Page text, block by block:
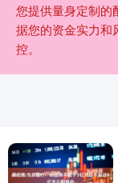
您提供量身定制的
据您的资金实力和
控。